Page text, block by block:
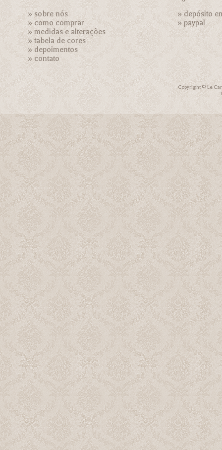
»sobre nós
»como comprar
»medidas e alterações
»tabela de cores
»depoimentos
»contato
» depósito
»paypal
Copyright © Le